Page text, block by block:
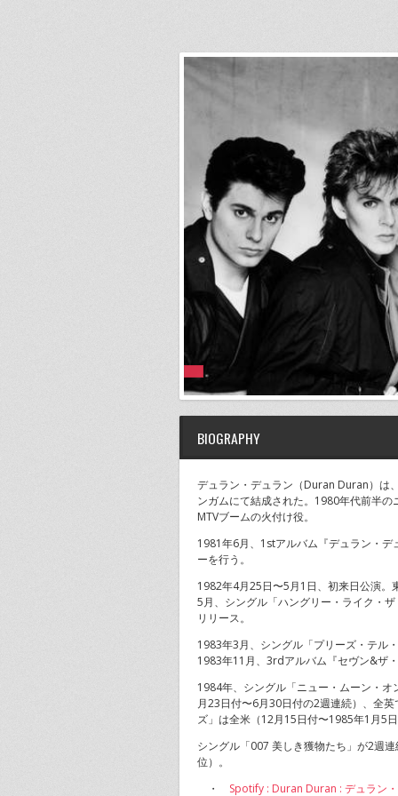
BIOGRAPHY
デュラン・デュラン（Duran Duran）は
ンガムにて結成された。1980年代前半
MTVブームの火付け役。
1981年6月、1stアルバム『デュラン・
ーを行う。
1982年4月25日〜5月1日、初来日公演。
5月、シングル「ハングリー・ライク・
リリース。
1983年3月、シングル「プリーズ・テル
1983年11月、3rdアルバム『セヴン&ザ
1984年、シングル「ニュー・ムーン・
月23日付〜6月30日付の2週連続）、全
ズ」は全米（12月15日付〜1985年1月5
シングル「007 美しき獲物たち」が2週
位）。
・ Spotify : Duran Duran : デュラン